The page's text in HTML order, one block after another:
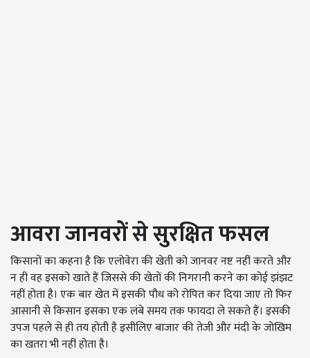
आवरा जानवरों से सुरक्षित फसल
किसानों का कहना है कि एलोवेरा की खेती को जानवर नष्ट नहीं करते और
न ही वह इसको खाते हैं जिससे की खेतों की निगरानी करने का कोई झंझट
नहीं होता है। एक बार खेत में इसकी पौध को रोपित कर दिया जाए तो फिर
आसानी से किसान इसका एक लंबे समय तक फायदा ले सकते हैं। इसकी
उपज पहले से ही तय होती है इसीलिए बाजार की तेजी और मंदी के जोखिम
का खतरा भी नहीं होता है।